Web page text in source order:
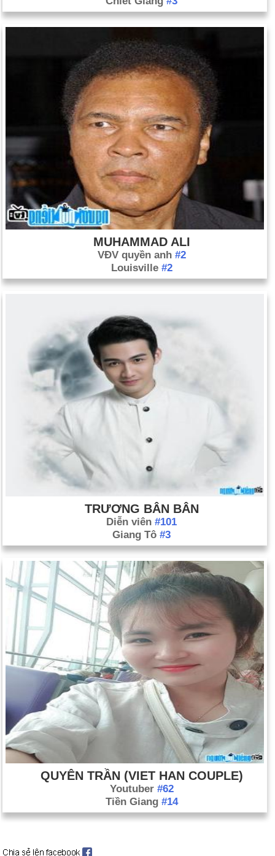
MUHAMMAD ALI
VĐV quyền anh #2
Louisville #2
TRƯƠNG BÂN BÂN
Diễn viên #101
Giang Tô #3
QUYÊN TRẦN (VIET HAN COUPLE)
Youtuber #62
Tiền Giang #14